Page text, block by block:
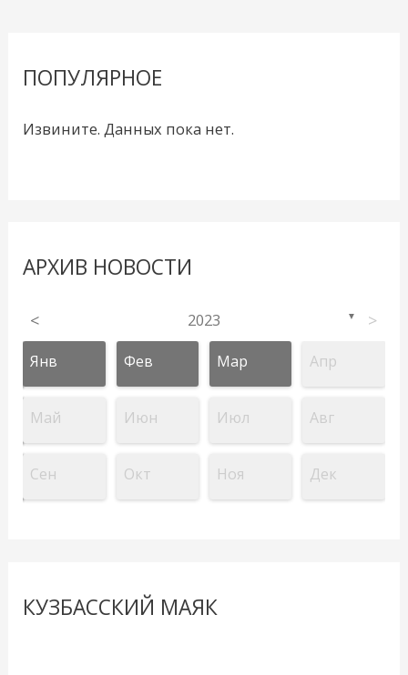
ПОПУЛЯРНОЕ
Извините. Данных пока нет.
АРХИВ НОВОСТИ
< 2023 ▼ >
Янв Фев Мар Апр
Май Июн Июл Авг
Сен Окт Ноя Дек
КУЗБАССКИЙ МАЯК